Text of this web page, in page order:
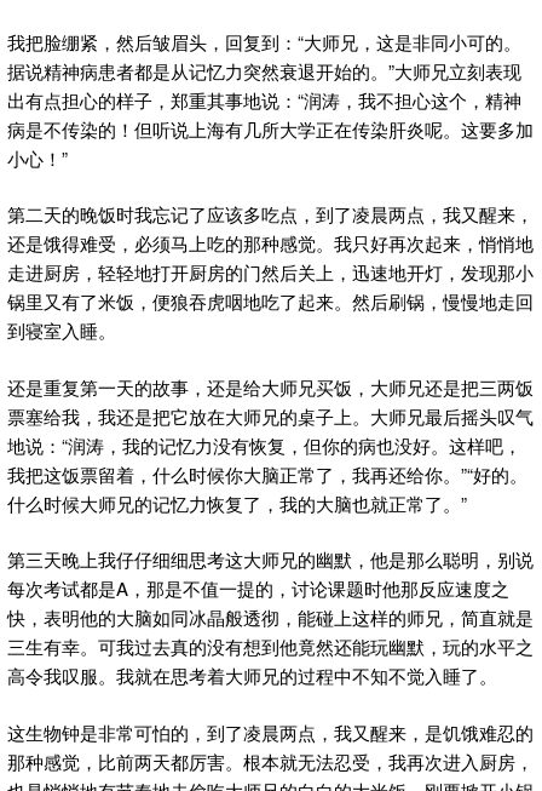
我把脸绷紧，然后皱眉头，回复到：“大师兄，这是非同小可的。
据说精神病患者都是从记忆力突然衰退开始的。”大师兄立刻表现
出有点担心的样子，郑重其事地说：“润涛，我不担心这个，精神
病是不传染的！但听说上海有几所大学正在传染肝炎呢。这要多加
小心！”
第二天的晚饭时我忘记了应该多吃点，到了凌晨两点，我又醒来，
还是饿得难受，必须马上吃的那种感觉。我只好再次起来，悄悄地
走进厨房，轻轻地打开厨房的门然后关上，迅速地开灯，发现那小
锅里又有了米饭，便狼吞虎咽地吃了起来。然后刷锅，慢慢地走回
到寝室入睡。
还是重复第一天的故事，还是给大师兄买饭，大师兄还是把三两饭
票塞给我，我还是把它放在大师兄的桌子上。大师兄最后摇头叹气
地说：“润涛，我的记忆力没有恢复，但你的病也没好。这样吧，
我把这饭票留着，什么时候你大脑正常了，我再还给你。”“好的。
什么时候大师兄的记忆力恢复了，我的大脑也就正常了。”
第三天晚上我仔仔细细思考这大师兄的幽默，他是那么聪明，别说
每次考试都是A，那是不值一提的，讨论课题时他那反应速度之
快，表明他的大脑如同冰晶般透彻，能碰上这样的师兄，简直就是
三生有幸。可我过去真的没有想到他竟然还能玩幽默，玩的水平之
高令我叹服。我就在思考着大师兄的过程中不知不觉入睡了。
这生物钟是非常可怕的，到了凌晨两点，我又醒来，是饥饿难忍的
那种感觉，比前两天都厉害。根本就无法忍受，我再次进入厨房，